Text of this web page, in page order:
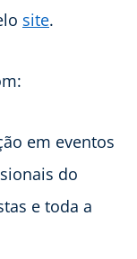
site.
em eventos
do
e toda a